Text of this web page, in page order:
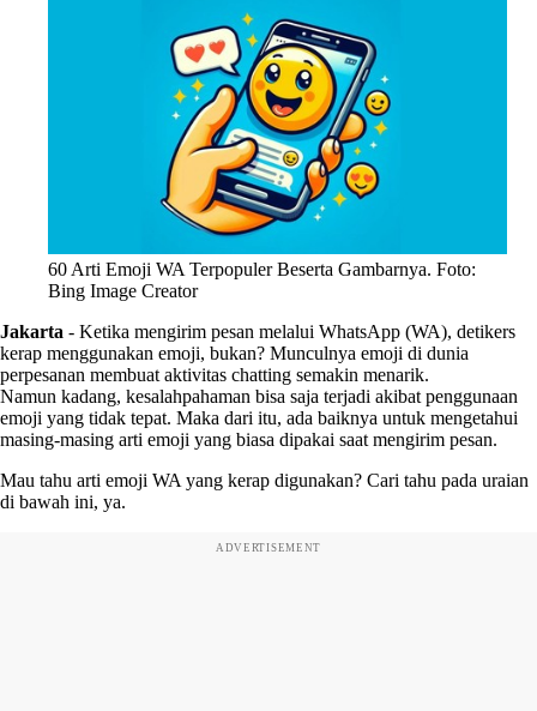
60 Arti Emoji WA Terpopuler Beserta Gambarnya. Foto:
Bing Image Creator
Jakarta - Ketika mengirim pesan melalui WhatsApp (WA), detikers
kerap menggunakan emoji, bukan? Munculnya emoji di dunia
perpesanan membuat aktivitas chatting semakin menarik.
Namun kadang, kesalahpahaman bisa saja terjadi akibat penggunaan
emoji yang tidak tepat. Maka dari itu, ada baiknya untuk mengetahui
masing-masing arti emoji yang biasa dipakai saat mengirim pesan.
Mau tahu arti emoji WA yang kerap digunakan? Cari tahu pada uraian
di bawah ini, ya.
ADVERTISEMENT